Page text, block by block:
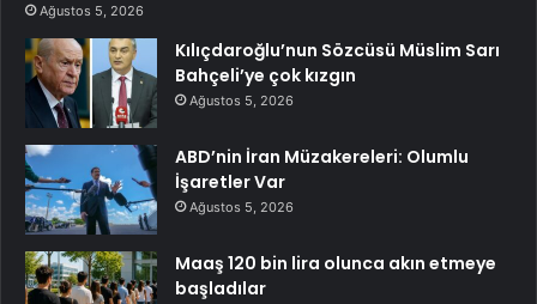
Ağustos 5, 2026
Kılıçdaroğlu’nun Sözcüsü Müslim Sarı
Bahçeli’ye çok kızgın
Ağustos 5, 2026
ABD’nin İran Müzakereleri: Olumlu
İşaretler Var
Ağustos 5, 2026
Maaş 120 bin lira olunca akın etmeye
başladılar